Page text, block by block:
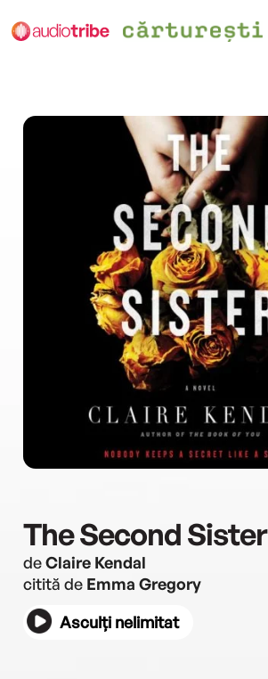
The Second Sister
deClaire Kendal
citită de Emma Gregory
Asculți nelimitat